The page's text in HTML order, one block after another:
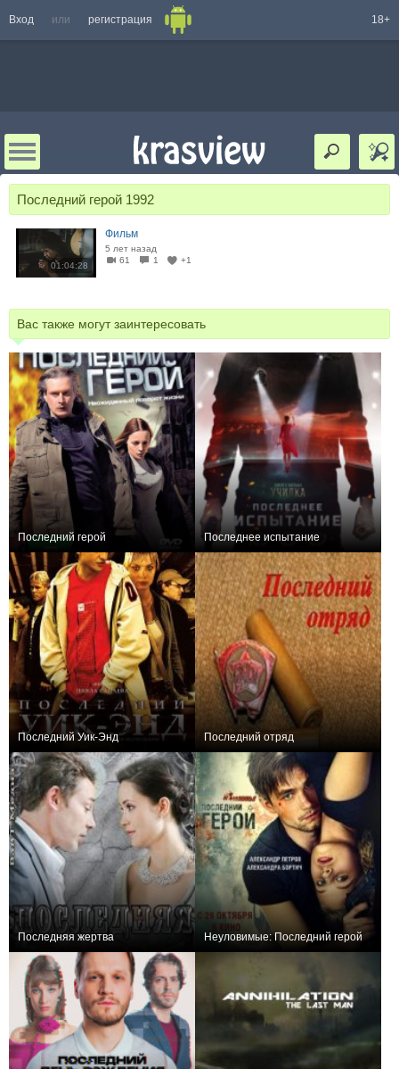
Вход или регистрация 18+
Последний герой 1992
01:04:28
Фильм
5 лет назад
61
1 +1
Вас также могут заинтересовать
Последний герой Последнее испытание
Последний Уик-Энд Последний отряд
Последняя жертва Неуловимые: Последний герой